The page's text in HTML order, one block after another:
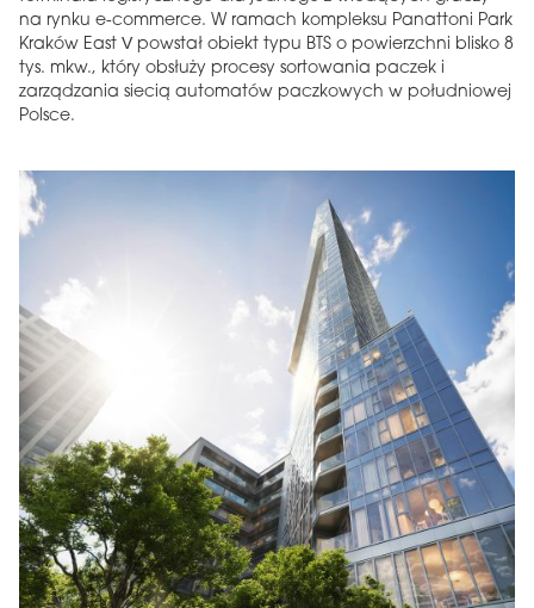
na rynku e-commerce. W ramach kompleksu Panattoni Park
Kraków East V powstał obiekt typu BTS o powierzchni blisko 8
tys. mkw., który obsłuży procesy sortowania paczek i
zarządzania siecią automatów paczkowych w południowej
Polsce.